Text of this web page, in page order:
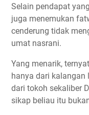
Selain pendapat
juga menemukan
cenderung tidak
umat nasrani.
Yang menarik,
hanya dari kalangan
dari tokoh sekaliber
sikap beliau itu